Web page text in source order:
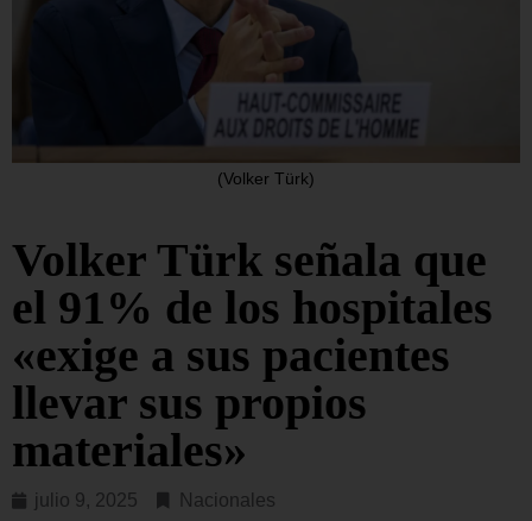
(Volker Türk)
Volker Türk señala que
el 91% de los hospitales
«exige a sus pacientes
llevar sus propios
materiales»
julio 9, 2025 Nacionales